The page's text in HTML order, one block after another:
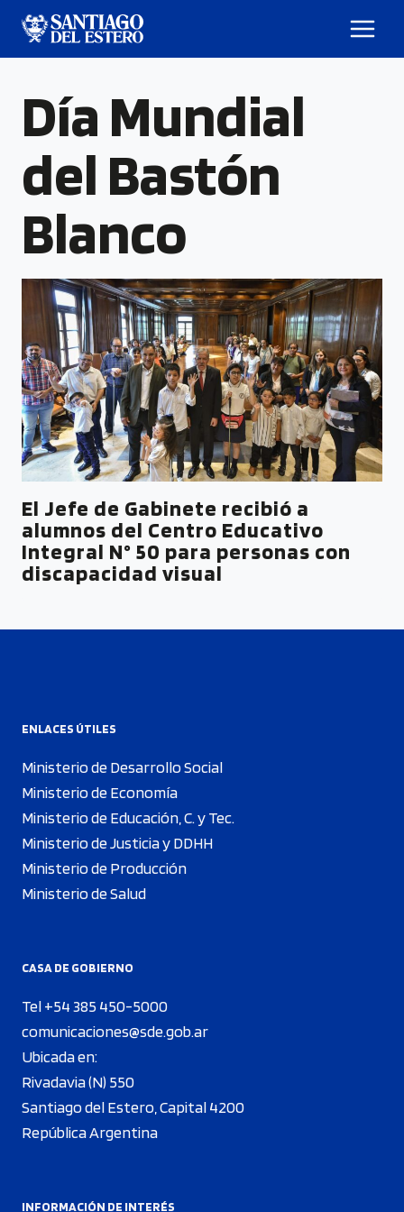
Día Mundial
del Bastón
Blanco
El Jefe de Gabinete recibió a
alumnos del Centro Educativo
Integral N° 50 para personas con
discapacidad visual
ENLACES ÚTILES
Ministerio de Desarrollo Social
Ministerio de Economía
Ministerio de Educación, C. y Tec.
Ministerio de Justicia y DDHH
Ministerio de Producción
Ministerio de Salud
CASA DE GOBIERNO
Tel +54 385 450-5000
comunicaciones@sde.gob.ar
Ubicada en:
Rivadavia (N) 550
Santiago del Estero, Capital 4200
República Argentina
INFORMACIÓN DE INTERÉS